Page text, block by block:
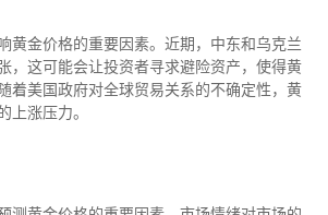
黄金价格的重要因素。近期，中东和乌克兰
，这可能会让投资者寻求避险资产，使得黄
着美国政府对全球贸易关系的不确定性，黄
上涨压力。